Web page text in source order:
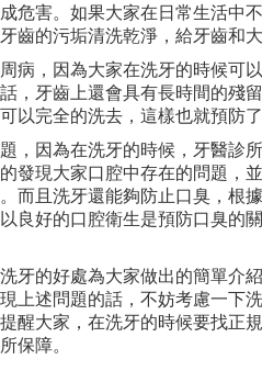
危害。 如果大家在日常生活中
齒的污垢清洗乾淨，給牙齒和大
病，因為大家在洗牙的時候可
，牙齒上還會具有長時間的殘
以完全的洗去，這樣也就預防了
，因為在洗牙的時候，牙醫診
發現大家口腔中存在的問題，
而且洗牙還能夠防止口臭，根
良好的口腔衛生是預防口臭的
牙的好處為大家做出的簡單介
上述問題的話，不妨考慮一下
醒大家，在洗牙的時候要找正
保障。